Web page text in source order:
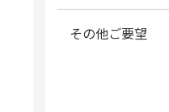
その他ご要望